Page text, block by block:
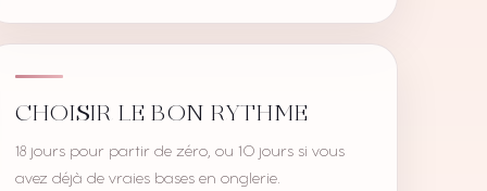
CHOISIR LE BON RYTHME
18 jours pour partir de zéro, ou 10 jours si vous
avez déjà de vraies bases en onglerie.